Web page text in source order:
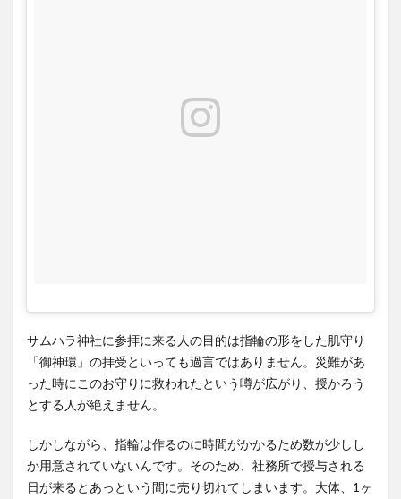
サムハラ神社に参拝に来る人の目的は指輪の形をした肌守り
「御神環」の拝受といっても過言ではありません。災難があ
った時にこのお守りに救われたという噂が広がり、授かろう
とする人が絶えません。
しかしながら、指輪は作るのに時間がかかるため数が少しし
か用意されていないんです。そのため、社務所で授与される
日が来るとあっという間に売り切れてしまいます。大体、1ヶ